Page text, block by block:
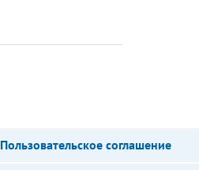
Пользовательское соглашение